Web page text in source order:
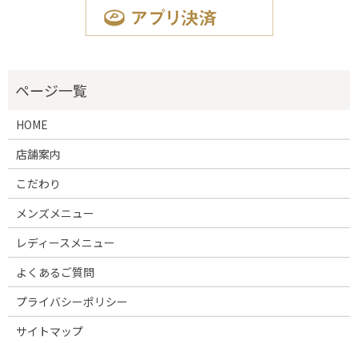
HOME
店舗案内
こだわり
メンズメニュー
レディースメニュー
よくあるご質問
プライバシーポリシー
サイトマップ